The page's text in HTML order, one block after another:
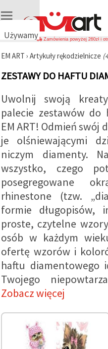
Używamy
cookie
Używamy
cookie i
podobnych
technologii,
aby
zapewnić
działanie
strony
internetowej,
poprawić
komfort
korzystania
z niej oraz,
za Państwa
zgodą,
analizować
ruch i
wyświetlać
bardziej
oraz
reklamy,
również
przy
wsparciu
naszych
marketingowych.
zgodzić się
Zamówienia powyżej 260zł i
EM ART › Artykuły rękodzielnicze
ZESTAWY DO HAFTU
Uwolnij swoją
palecie zestawów do
EM ART! Odmień
je olśniewającymi
niczym diamenty.
wszystko, czego
posegregowane
rhinestone (tzw.
formie długopisów,
proste, czytelne
osób w każdym
ofertę wzorów i
haftu diamentowego
Twojego
Zobacz więcej